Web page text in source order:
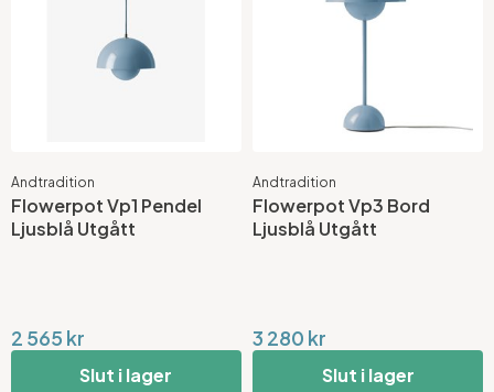
Andtradition
Flowerpot Vp1 Pendel
Ljusblå Utgått
2 565 kr
Slut i lager
Andtradition
Flowerpot Vp3 Bord
Ljusblå Utgått
3 280 kr
Slut i lager